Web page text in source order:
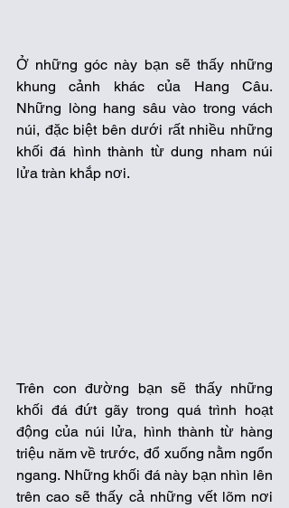
Ở những góc này bạn sẽ thấy những
khung cảnh khác của Hang Câu.
Những lòng hang sâu vào trong vách
núi, đặc biệt bên dưới rất nhiều những
khối đá hình thành từ dung nham núi
lửa tràn khắp nơi.
Trên con đường bạn sẽ thấy những
khối đá đứt gãy trong quá trình hoạt
động của núi lửa, hình thành từ hàng
triệu năm về trước, đổ xuống nằm ngổn
ngang. Những khối đá này bạn nhìn lên
trên cao sẽ thấy cả những vết lõm nơi